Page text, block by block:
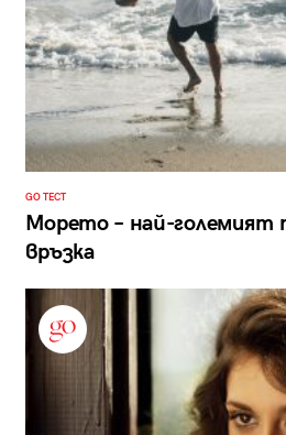
GO ТЕСТ
Морето – най-големият
връзка